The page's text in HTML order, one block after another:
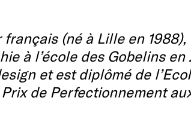
(né à Lille en
à l’école des Gobelins en
et est diplômé de
de Perfectionnement